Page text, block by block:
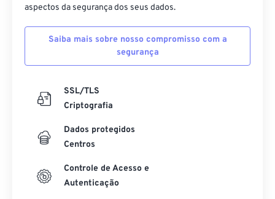
aspectos da segurança dos seus dados.
Saiba mais sobre nosso compromisso com a
segurança
SSL/TLS
Criptografia
Dados protegidos
Centros
Controle de Acesso e
Autenticação